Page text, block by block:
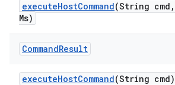
executeHostCommand(String cmd ,
Ms)
CommandResult
executeHostCommand(String cmd)